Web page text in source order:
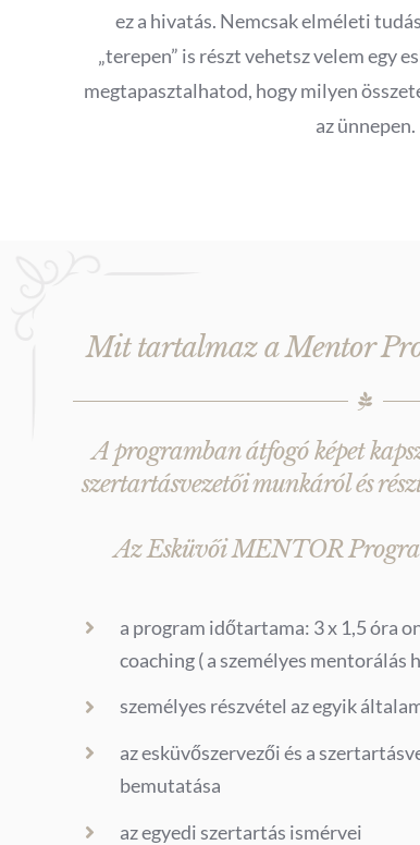
ez a hivatás. Nemcsak elméleti
„terepen” is részt vehetsz velem egy
megtapasztalhatod, hogy milyen
az ünnepen.
Mit tartalmaz a Mentor
A programban átfogó képet
szertartásvezetői munkáról és
Az Esküvői MENTOR
a program időtartama: 3 x 1,5 óra
coaching ( a személyes mentorálás
személyes részvétel az egyik
az esküvőszervezői és a
bemutatása
az egyedi szertartás ismérvei